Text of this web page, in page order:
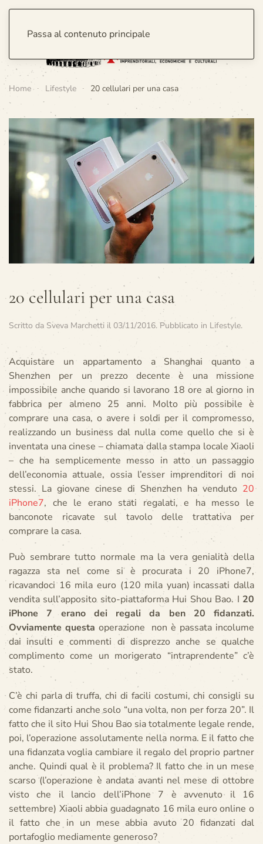
Passa al contenuto principale
Home Lifestyle 20 cellulari per una casa
20 cellulari per una casa
Scritto da Sveva Marchetti il 03/11/2016. Pubblicato in Lifestyle.
Acquistare un appartamento a Shanghai quanto a
Shenzhen per un prezzo decente è una missione
impossibile anche quando si lavorano 18 ore al giorno in
fabbrica per almeno 25 anni. Molto più possibile è
comprare una casa, o avere i soldi per il compromesso,
realizzando un business dal nulla come quello che si è
inventata una cinese – chiamata dalla stampa locale Xiaoli
– che ha semplicemente messo in atto un passaggio
dell’economia attuale, ossia l’esser imprenditori di noi
stessi. La giovane cinese di Shenzhen ha venduto 20
iPhone7, che le erano stati regalati, e ha messo le
banconote ricavate sul tavolo delle trattativa per
comprare la casa.
Può sembrare tutto normale ma la vera genialità della
ragazza sta nel come si è procurata i 20 iPhone7,
ricavandoci 16 mila euro (120 mila yuan) incassati dalla
vendita sull’apposito sito-piattaforma Hui Shou Bao. I 20
iPhone 7 erano dei regali da ben 20 fidanzati.
Ovviamente questa operazione non è passata incolume
dai insulti e commenti di disprezzo anche se qualche
complimento come un morigerato “intraprendente” c’è
stato.
C’è chi parla di truffa, chi di facili costumi, chi consigli su
come fidanzarti anche solo “una volta, non per forza 20”. Il
fatto che il sito Hui Shou Bao sia totalmente legale rende,
poi, l’operazione assolutamente nella norma. E il fatto che
una fidanzata voglia cambiare il regalo del proprio partner
anche. Quindi qual è il problema? Il fatto che in un mese
scarso (l’operazione è andata avanti nel mese di ottobre
visto che il lancio dell’iPhone 7 è avvenuto il 16
settembre) Xiaoli abbia guadagnato 16 mila euro online o
il fatto che in un mese abbia avuto 20 fidanzati dal
portafoglio mediamente generoso?